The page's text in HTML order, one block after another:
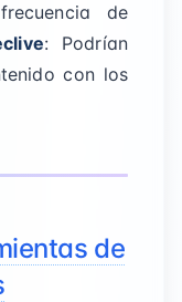
de
: Podrían
con los
de